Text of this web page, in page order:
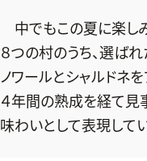
中でもこの夏に楽しみ
８つの村のうち、選ば
ノワールとシャルドネを
４年間の熟成を経て見
味わいとして表現してい